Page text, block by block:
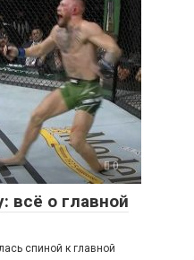
0
всё о главной
спиной к главной